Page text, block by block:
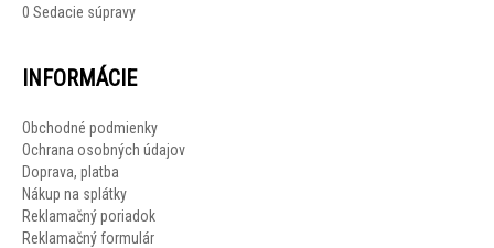
0 Sedacie súpravy
INFORMÁCIE
Obchodné podmienky
Ochrana osobných údajov
Doprava, platba
Nákup na splátky
Reklamačný poriadok
Reklamačný formulár